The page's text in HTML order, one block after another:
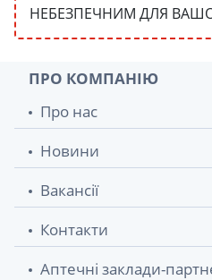
НЕБЕЗПЕЧНИМ ДЛЯ
ПРО КОМПАНІЮ
Про нас
Новини
Вакансії
Контакти
Аптечні заклади-